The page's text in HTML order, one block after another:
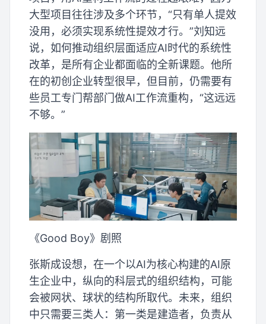
大型项目往往涉及多个环节，“只有单人提效
没用，必须实现系统性提效才行。”刘知远
说，如何推动组织层面适应AI时代的系统性
改革，是所有企业都面临的全新课题。他所
在的初创企业转型很早，但目前，仍需要有
些员工专门帮部门做AI工作流重构，“这远远
不够。”
《Good Boy》剧照
张斯成设想，在一个以AI为核心构建的AI原
生企业中，纵向的科层式的组织结构，可能
会被网状、球状的结构所取代。未来，组织
中只需要三类人：第一类是建造者，负责从